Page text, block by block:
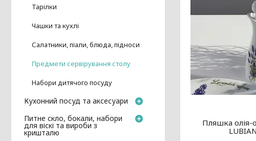
Пляшка
Тарілки
Чашки та кухлі
Салатники, піали, блюда, підноси
Предмети сервірування столу
Набори дитячого посуду
Кухонний посуд та аксесуари
Питне скло, бокали, набори
для віскі та вироби з
кришталю